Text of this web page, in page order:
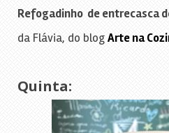
Refogadinho de entrecasca
da Flávia, do blogArte na
Quinta: